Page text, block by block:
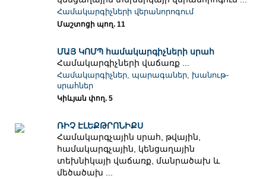
Համակարգիչների վերանորոգում
Մաշտոցի պող. 11
ՄԱՅ ԿՈՄՊ համակարգիչների սրահ
Համակարգիչների վաճառք ...
Համակարգիչներ, պարագաներ, խանութ-
սրահներ
Կիևյան փող. 5
ՌԻՉ ԷԼԵՔԹՐՈՆԻՔՍ
Համակարգչային սրահ, թվային,
համակարգչային, կենցաղային
տեխնիկայի վաճառք, մանրածախ և
մեծածախ ...